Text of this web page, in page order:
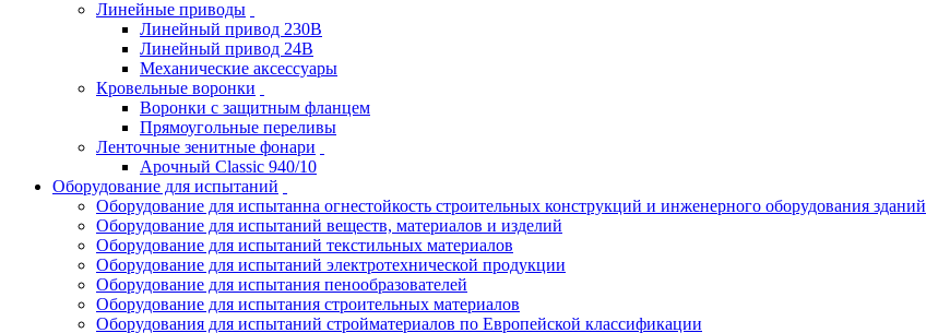
Линейные приводы
Линейный привод 230В
Линейный привод 24В
Механические аксессуары
Кровельные воронки
Воронки с защитным фланцем
Прямоугольные переливы
Ленточные зенитные фонари
Арочный Classic 940/10
Оборудование для испытаний
Оборудование для испытанна огнестойкость строительных конструкций и инженерного оборудования зданий
Оборудование для испытаний веществ, материалов и изделий
Оборудование для испытаний текстильных материалов
Оборудование для испытаний электротехнической продукции
Оборудование для испытания пенообразователей
Оборудование для испытания строительных материалов
Оборудования для испытаний стройматериалов по Европейской классификации